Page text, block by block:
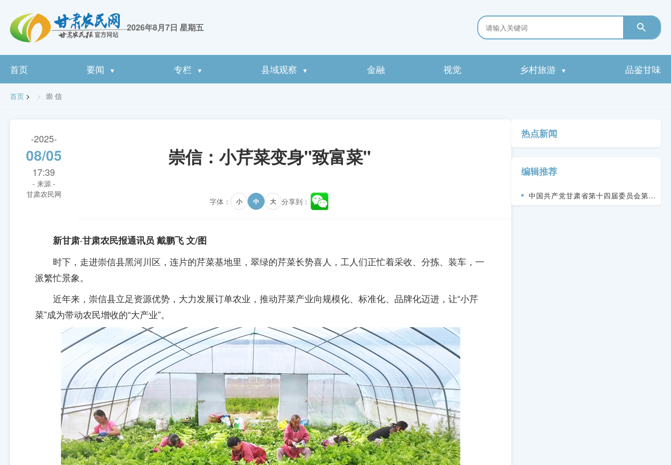
2026年8月7日 星期五
首页 要闻 ▼ 专栏 ▼ 县域观察 ▼ 金融 视觉 乡村旅游 ▼ 品鉴甘味
首页 > 崇 信
-2025-
08/05
17:39
- 来源 -
甘肃农民网
崇信：小芹菜变身"致富菜"
字体： 小 中 大 分享到：
新甘肃·甘肃农民报通讯员 戴鹏飞 文/图
时下，走进崇信县黑河川区，连片的芹菜基地里，翠绿的芹菜长势喜人，工人们正忙着采收、分拣、装车，一
派繁忙景象。
近年来，崇信县立足资源优势，大力发展订单农业，推动芹菜产业向规模化、标准化、品牌化迈进，让“小芹
菜”成为带动农民增收的“大产业”。
热点新闻
编辑推荐
中国共产党甘肃省第十四届委员会第九